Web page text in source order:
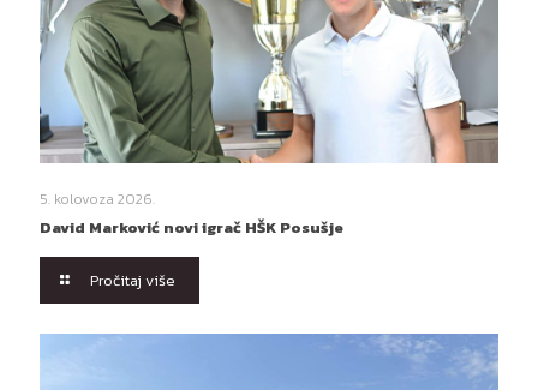
5. kolovoza 2026.
David Marković novi igrač HŠK Posušje
Pročitaj više